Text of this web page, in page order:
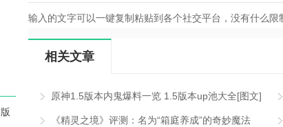
输入的文字可以一键复制粘贴到各个社交平台，没有什么限
相关文章
原神1.5版本内鬼爆料一览 1.5版本up池大全[图文]
《精灵之境》评测：名为“箱庭养成”的奇妙魔法